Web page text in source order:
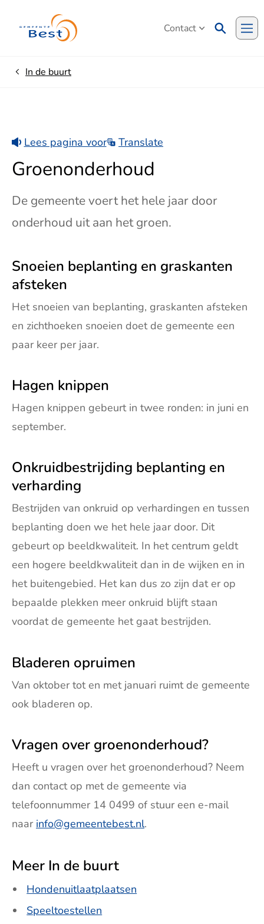
Contact
HomeIn de buurt
Lees pagina voor Translate
Groenonderhoud
De gemeente voert het hele jaar door
onderhoud uit aan het groen.
Snoeien beplanting en graskanten
afsteken
Het snoeien van beplanting, graskanten afsteken
en zichthoeken snoeien doet de gemeente een
paar keer per jaar.
Hagen knippen
Hagen knippen gebeurt in twee ronden: in juni en
september.
Onkruidbestrijding beplanting en
verharding
Bestrijden van onkruid op verhardingen en tussen
beplanting doen we het hele jaar door. Dit
gebeurt op beeldkwaliteit. In het centrum geldt
een hogere beeldkwaliteit dan in de wijken en in
het buitengebied. Het kan dus zo zijn dat er op
bepaalde plekken meer onkruid blijft staan
voordat de gemeente het gaat bestrijden.
Bladeren opruimen
Van oktober tot en met januari ruimt de gemeente
ook bladeren op.
Vragen over groenonderhoud?
Heeft u vragen over het groenonderhoud? Neem
dan contact op met de gemeente via
telefoonnummer 14 0499 of stuur een e-mail
naar info@gemeentebest.nl.
Meer In de buurt
Hondenuitlaatplaatsen
Speeltoestellen